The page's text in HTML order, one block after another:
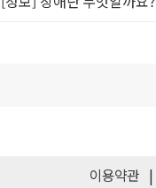
이용약관